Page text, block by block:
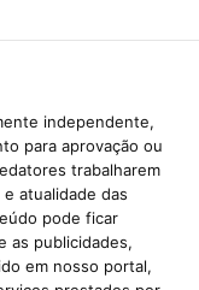
independente,
para aprovação ou
trabalharem
atualidade das
pode ficar
as publicidades,
em nosso portal,